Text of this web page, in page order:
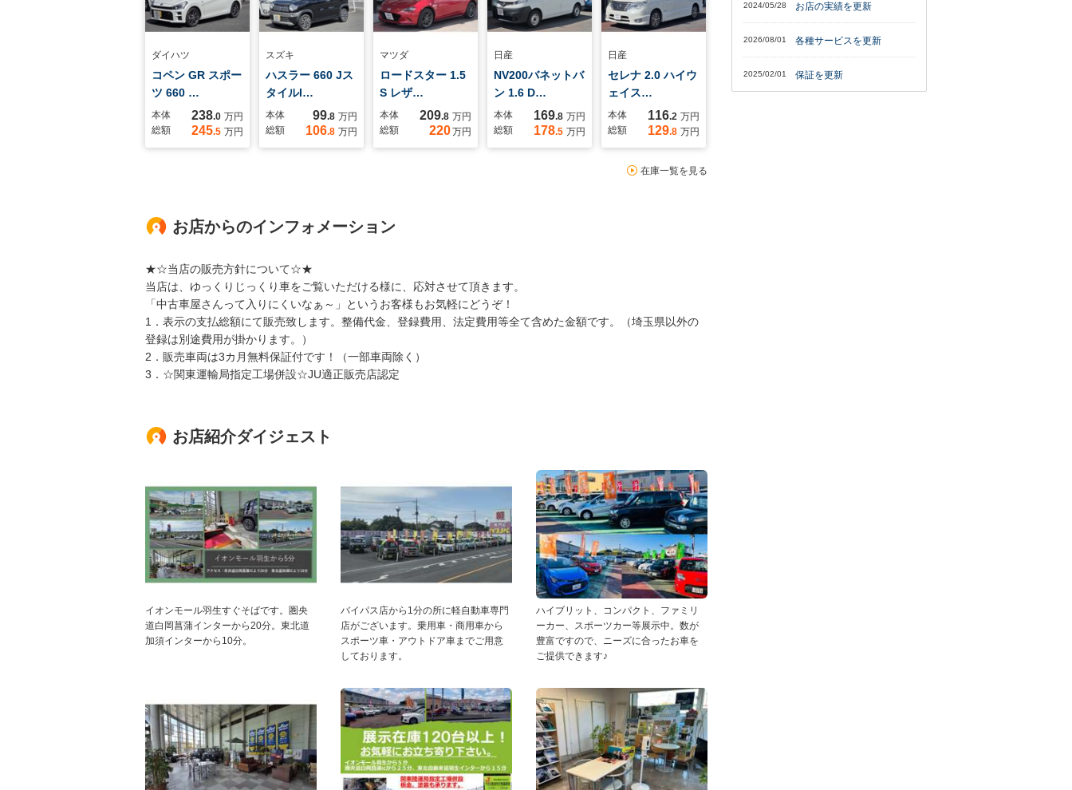
ダイハツ
コペン GR スポー
ツ 660 …
本体 238.0 万円
総額
245.5 万円
スズキ
ハスラー 660 Jス
タイルI…
本体 99.8 万円
総額
106.8 万円
マツダ
ロードスター 1.5
S レザ…
本体 209.8 万円
総額
220万円
日産
NV200バネットバ
ン 1.6 D…
本体 169.8 万円
総額
178.5 万円
日産
セレナ 2.0 ハイウ
ェイス…
本体 116.2 万円
総額
129.8 万円
在庫一覧を見る
お店からのインフォメーション
★☆当店の販売方針について☆★
当店は、ゆっくりじっくり車をご覧いただける様に、応対させて頂きます。
「中古車屋さんって入りにくいなぁ～」というお客様もお気軽にどうぞ！
1．表示の支払総額にて販売致します。整備代金、登録費用、法定費用等全て含めた金額です。（埼玉県以外の
登録は別途費用が掛かります。）
2．販売車両は3カ月無料保証付です！（一部車両除く）
3．☆関東運輸局指定工場併設☆JU適正販売店認定
お店紹介ダイジェスト
イオンモール羽生すぐそばです。圏央
道白岡菖蒲インターから20分。東北道
加須インターから10分。
バイパス店から1分の所に軽自動車専門
店がございます。乗用車・商用車から
スポーツ車・アウトドア車までご用意
しております。
ハイブリット、コンパクト、ファミリ
ーカー、スポーツカー等展示中。数が
豊富ですので、ニーズに合ったお車を
ご提供できます♪
2024/05/28 お店の実績を更新
2026/08/01 各種サービスを更新
2025/02/01 保証を更新